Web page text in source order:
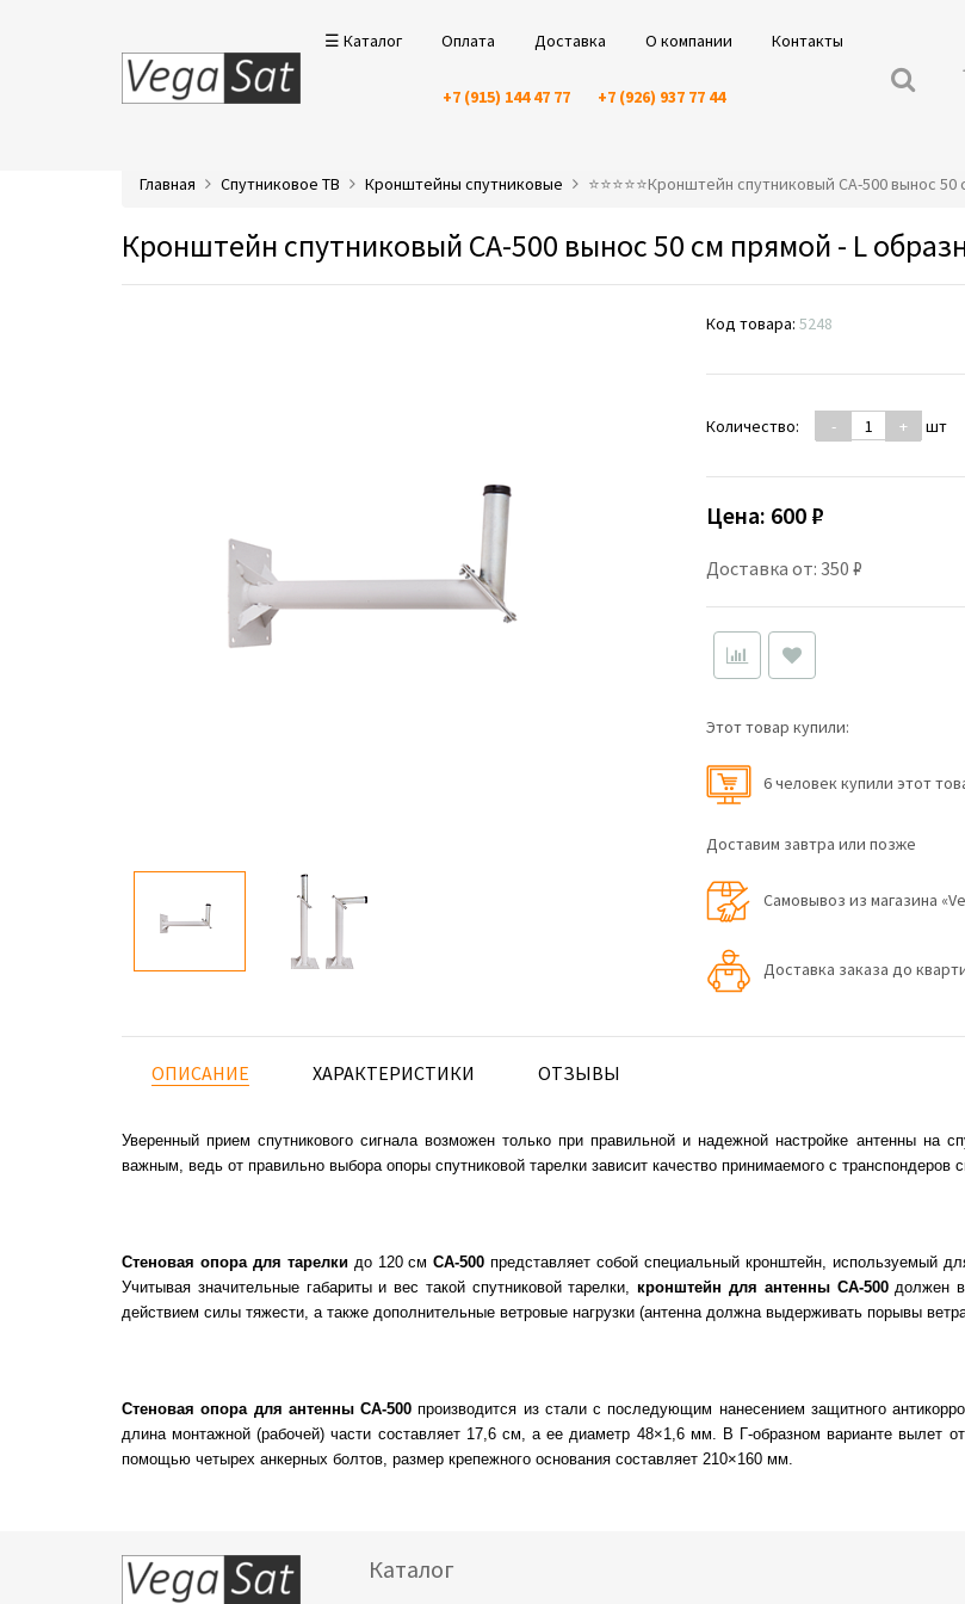
☰ Каталог Оплата Доставка О компании Контакты
+7 (915) 144 47 77 +7 (926) 937 77 44
Главная Спутниковое ТВ Кронштейны спутниковые ⭐️⭐️⭐️⭐️⭐️Кронштейн спутниковый CA-500 вынос
Кронштейн спутниковый CA-500 вынос 50 см прямой - L
Код товара:5248
Количество: - + шт
Цена: 600 ₽
Доставка от: 350 ₽
Этот товар купили:
6 человек купили этот
Доставим завтра или позже
Самовывоз из магазина
Доставка заказа до
ОПИСАНИЕ ХАРАКТЕРИСТИКИ ОТЗЫВЫ
Уверенный прием спутникового сигнала возможен только при правильной и надежной настройке антенны на
важным, ведь от правильно выбора опоры спутниковой тарелки зависит качество принимаемого с транспондеров
Стеновая опора для тарелки до 120 см СА-500 представляет собой специальный кронштейн, используемый
Учитывая значительные габариты и вес такой спутниковой тарелки,кронштейн для антенны СА-500должен
действием силы тяжести, а также дополнительные ветровые нагрузки (антенна должна выдерживать порывы
Стеновая опора для антенны СА-500производится из стали с последующим нанесением защитного
длина монтажной (рабочей) части составляет 17,6 см, а ее диаметр 48×1,6 мм. В Г-образном варианте вылет
помощью четырех анкерных болтов, размер крепежного основания составляет 210×160 мм.
Каталог